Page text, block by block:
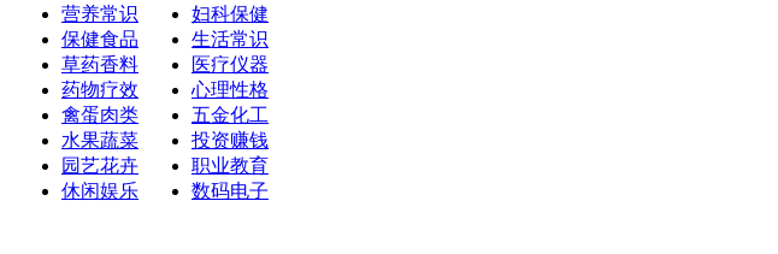
营养常识
保健食品
草药香料
药物疗效
禽蛋肉类
水果蔬菜
园艺花卉
休闲娱乐
妇科保健
生活常识
医疗仪器
心理性格
五金化工
投资赚钱
职业教育
数码电子